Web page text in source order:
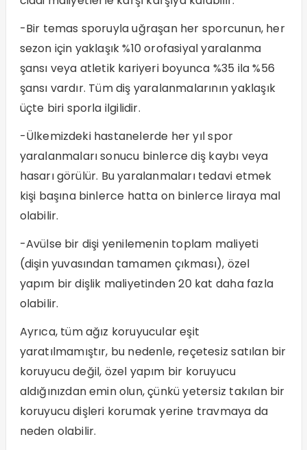
-Bir temas sporuyla uğraşan her sporcunun, her
sezon için yaklaşık %10 orofasiyal yaralanma
şansı veya atletik kariyeri boyunca %35 ila %56
şansı vardır. Tüm diş yaralanmalarının yaklaşık
üçte biri sporla ilgilidir.
-Ülkemizdeki hastanelerde her yıl spor
yaralanmaları sonucu binlerce diş kaybı veya
hasarı görülür. Bu yaralanmaları tedavi etmek
kişi başına binlerce hatta on binlerce liraya mal
olabilir.
-Avülse bir dişi yenilemenin toplam maliyeti
(dişin yuvasından tamamen çıkması), özel
yapım bir dişlik maliyetinden 20 kat daha fazla
olabilir.
Ayrıca, tüm ağız koruyucular eşit
yaratılmamıştır, bu nedenle, reçetesiz satılan bir
koruyucu değil, özel yapım bir koruyucu
aldığınızdan emin olun, çünkü yetersiz takılan bir
koruyucu dişleri korumak yerine travmaya da
neden olabilir.